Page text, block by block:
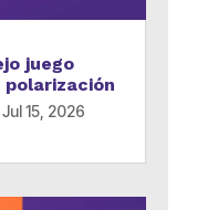
juego
Jul 15, 2026